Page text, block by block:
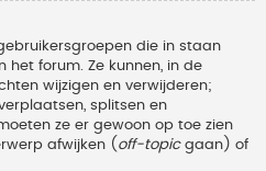
die in staan
het forum. Ze kunnen, in de
wijzigen en verwijderen;
splitsen en
ze er gewoon op toe zien
afwijken ( off-topicgaan) of